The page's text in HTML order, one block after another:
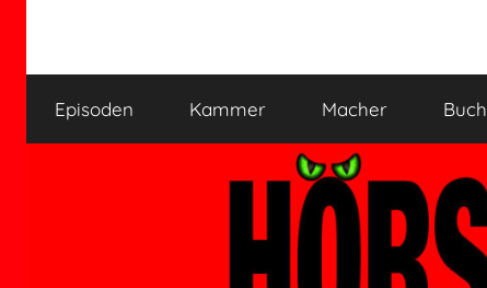
springen
HÖRSPIELKAMMER
verjährt
nicht!
Episoden Kammer Macher Buch